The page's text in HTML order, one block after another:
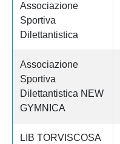
Associazione
Sportiva
Dilettantistica
Associazione
Sportiva
Dilettantistica NEW
GYMNICA
LIB TORVISCOSA